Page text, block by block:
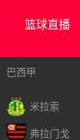
篮球直播
巴西甲
米拉索
弗拉门戈